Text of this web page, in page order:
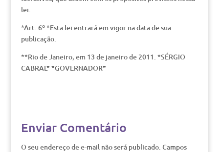
lei.
*Art. 6º *Esta lei entrará em vigor na data de sua
publicação.
**Rio de Janeiro, em 13 de janeiro de 2011. *SÉRGIO
CABRAL* *GOVERNADOR*
Enviar Comentário
O seu endereço de e-mail não será publicado. Campos